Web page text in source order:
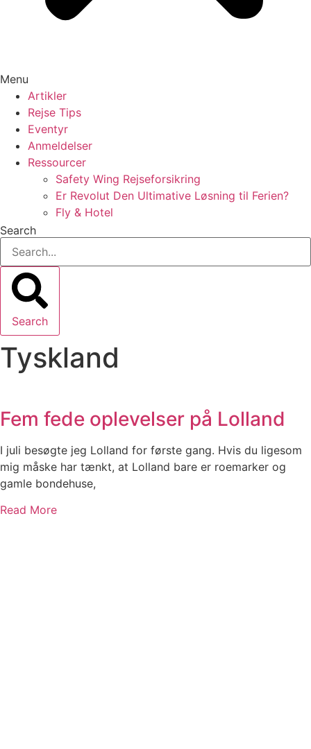
Menu
Artikler
Rejse Tips
Eventyr
Anmeldelser
Ressourcer
Safety Wing Rejseforsikring
Er Revolut Den Ultimative Løsning til Ferien?
Fly & Hotel
Search
Search
Tyskland
Fem fede oplevelser på Lolland
I juli besøgte jeg Lolland for første gang. Hvis du ligesom
mig måske har tænkt, at Lolland bare er roemarker og
gamle bondehuse,
Read More